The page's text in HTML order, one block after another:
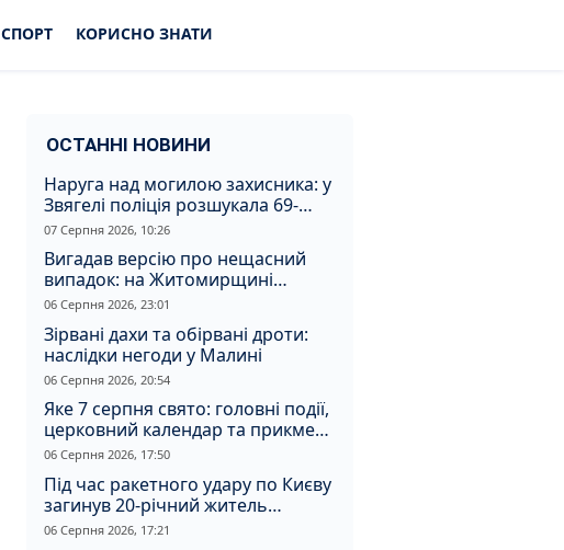
СПОРТ КОРИСНО ЗНАТИ
ОСТАННІ НОВИНИ
Наруга над могилою захисника: у
Звягелі поліція розшукала 69-
річного зловмисника
07 Серпня 2026, 10:26
Вигадав версію про нещасний
випадок: на Житомирщині
судитимуть чоловіка за вбивство
06 Серпня 2026, 23:01
Зірвані дахи та обірвані дроти:
наслідки негоди у Малині
06 Серпня 2026, 20:54
Яке 7 серпня свято: головні події,
церковний календар та прикмети
дня
06 Серпня 2026, 17:50
Під час ракетного удару по Києву
загинув 20-річний житель
Житомирщини
06 Серпня 2026, 17:21